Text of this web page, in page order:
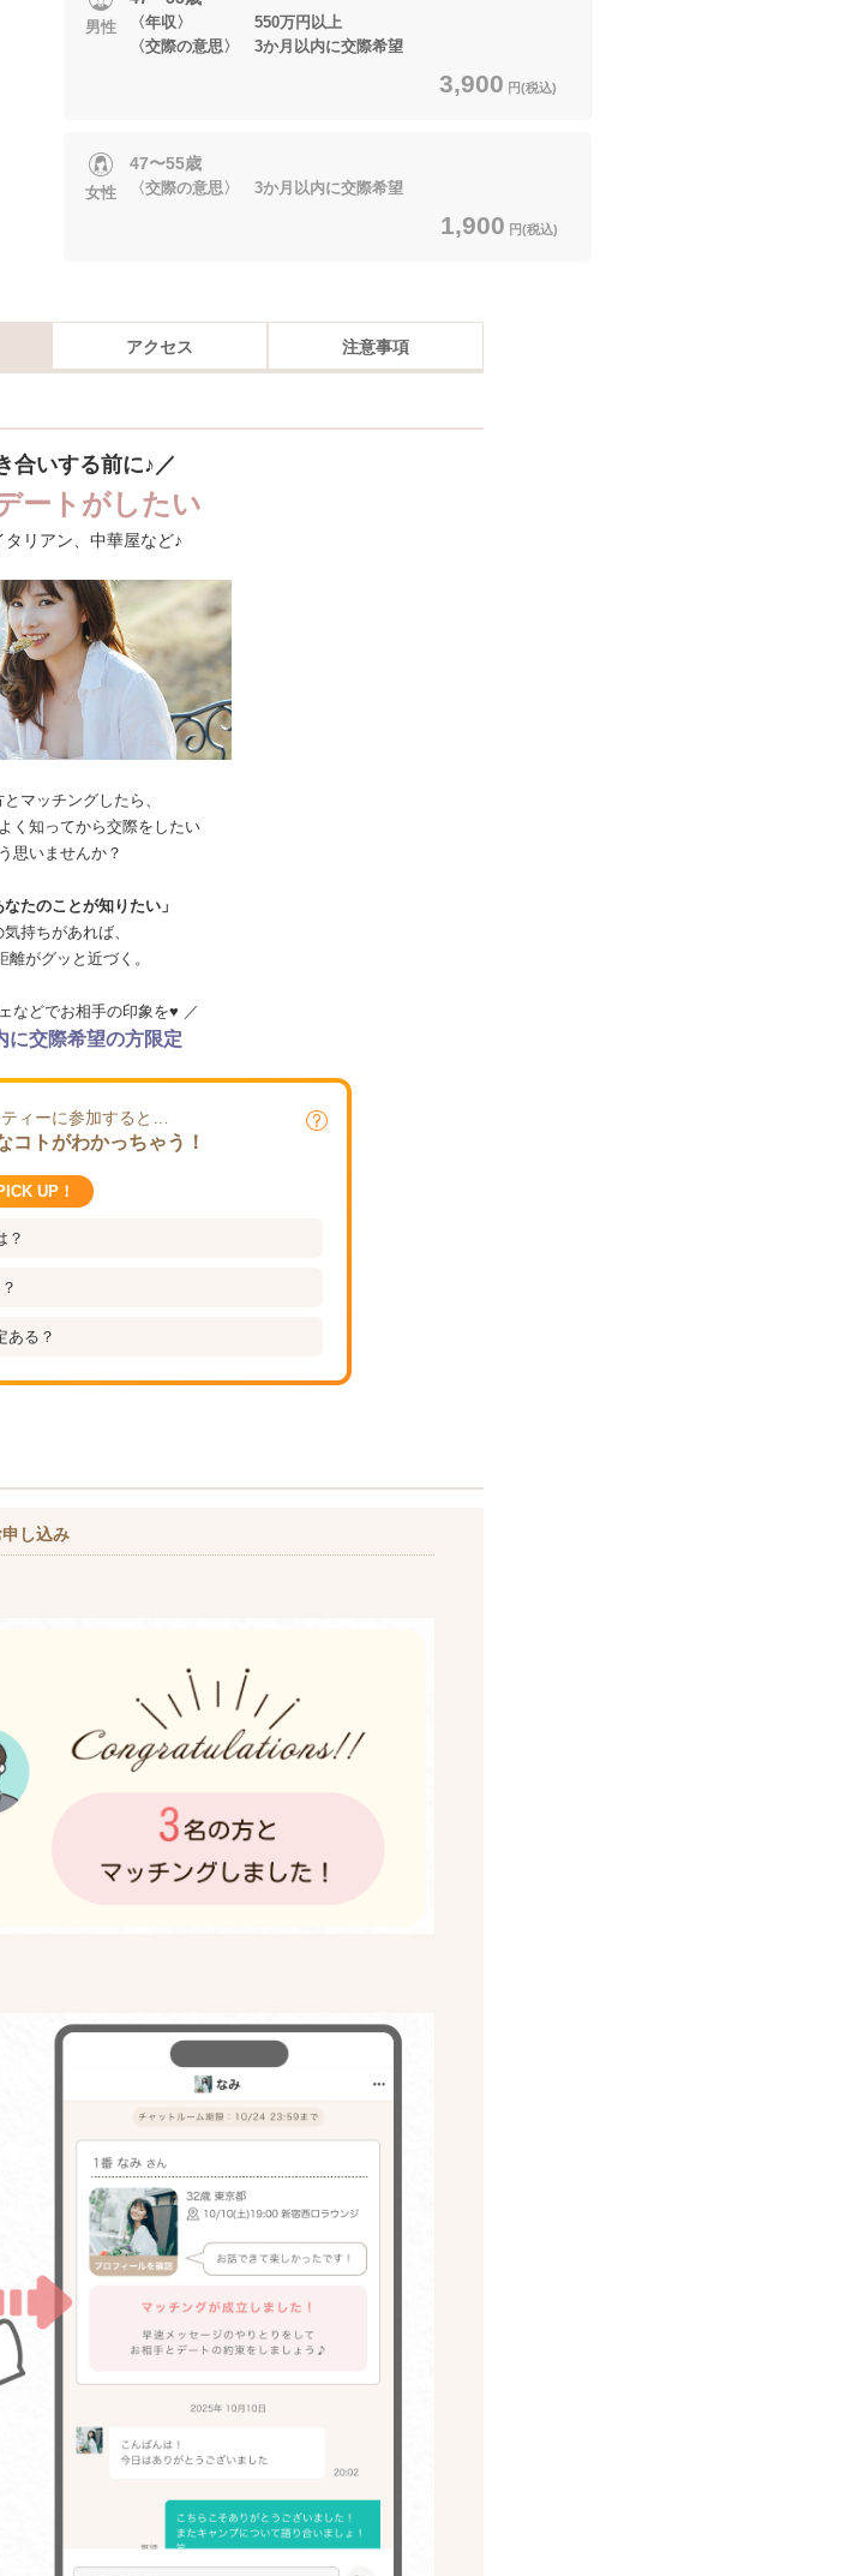
男性
〈年収〉 550万円以上
〈交際の意思〉 3か月以内に交際希望
3,900 円(税込)
女性
47〜55歳
〈交際の意思〉 3か月以内に交際希望
1,900 円(税込)
アクセス 注意事項
合いする前に♪／
ートがしたい
タリアン、中華屋など♪
マッチングしたら、
く知ってから交際をしたい
思いませんか？
なたのことが知りたい」
気持ちがあれば、
離がグッと近づく。
などでお相手の印象を♥ ／
に交際希望の方限定
ィーに参加すると…
コトがわかっちゃう！
UP！
？
ある？
し込み